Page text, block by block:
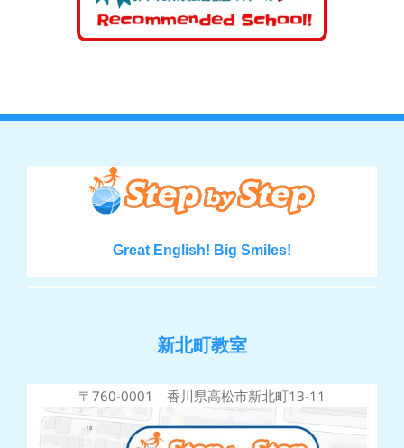
Great English! Big Smiles!
新北町教室
〒760-0001 香川県高松市新北町13-11